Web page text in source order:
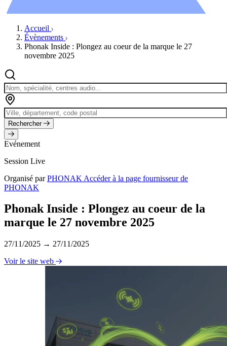
Accueil
Évènements
Phonak Inside : Plongez au coeur de la marque le 27
novembre 2025
Rechercher
Evénement
Session Live
Organisé parPHONAK Accéder à la page fournisseur de
PHONAK
Phonak Inside : Plongez au coeur de la
marque le 27 novembre 2025
27/11/2025 → 27/11/2025
Voir le site web